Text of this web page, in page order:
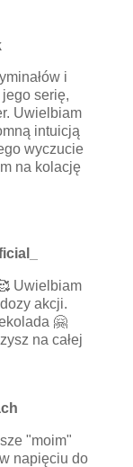
i
serię,
Uwielbiam
intuicją
wyczucie
na kolację
Uwielbiam
akcji.
🤗
na całej
"moim"
napięciu do